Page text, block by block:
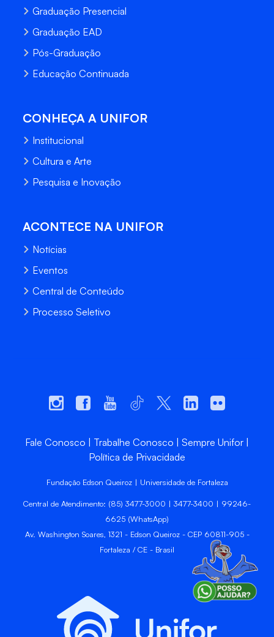
Graduação Presencial
Graduação EAD
Pós-Graduação
Educação Continuada
CONHEÇA A UNIFOR
Institucional
Cultura e Arte
Pesquisa e Inovação
ACONTECE NA UNIFOR
Notícias
Eventos
Central de Conteúdo
Processo Seletivo
Fale Conosco Trabalhe Conosco
Sempre Unifor
Política de Privacidade
Fundação Edson Queiroz | Universidade de Fortaleza
Central de Atendimento: (85) 3477-3000 | 3477-3400 | 99246-
6625 (WhatsApp)
Av. Washington Soares, 1321 - Edson Queiroz - CEP 60811-905 -
Fortaleza / CE - Brasil